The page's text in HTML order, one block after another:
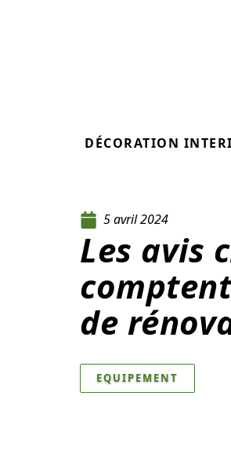
DÉCORATION
5 avril 2024
Les avis
de
EQUIPEMENT